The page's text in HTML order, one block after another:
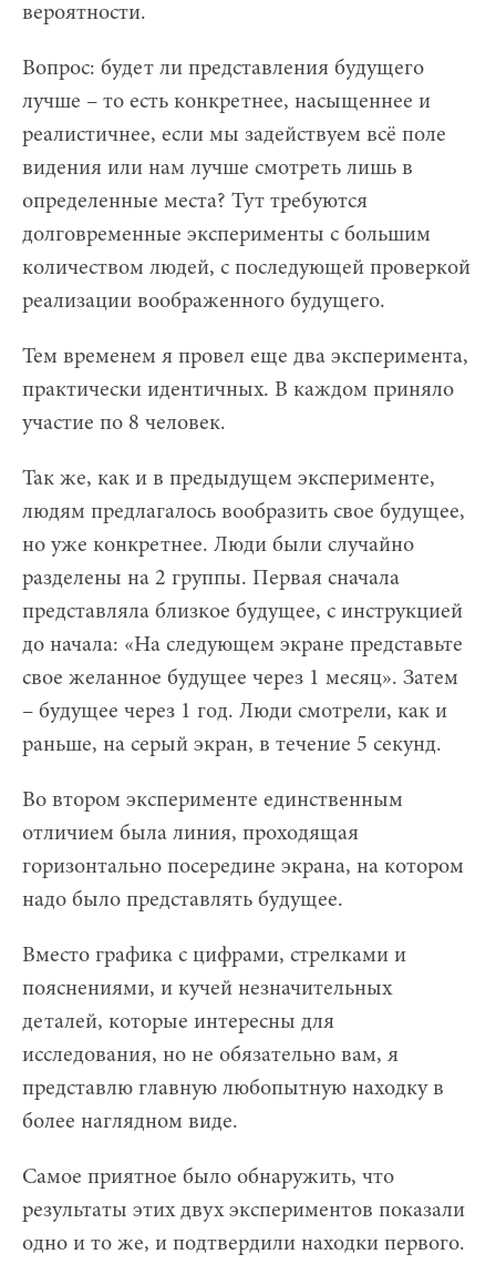
вероятности.
Вопрос: будет ли представления будущего
лучше – то есть конкретнее, насыщеннее и
реалистичнее, если мы задействуем всё поле
видения или нам лучше смотреть лишь в
определенные места? Тут требуются
долговременные эксперименты с большим
количеством людей, с последующей проверкой
реализации воображенного будущего.
Тем временем я провел еще два эксперимента,
практически идентичных. В каждом приняло
участие по 8 человек.
Так же, как и в предыдущем эксперименте,
людям предлагалось вообразить свое будущее,
но уже конкретнее. Люди были случайно
разделены на 2 группы. Первая сначала
представляла близкое будущее, с инструкцией
до начала: «На следующем экране представьте
свое желанное будущее через 1 месяц». Затем
– будущее через 1 год. Люди смотрели, как и
раньше, на серый экран, в течение 5 секунд.
Во втором эксперименте единственным
отличием была линия, проходящая
горизонтально посередине экрана, на котором
надо было представлять будущее.
Вместо графика с цифрами, стрелками и
пояснениями, и кучей незначительных
деталей, которые интересны для
исследования, но не обязательно вам, я
представлю главную любопытную находку в
более наглядном виде.
Самое приятное было обнаружить, что
результаты этих двух экспериментов показали
одно и то же, и подтвердили находки первого.